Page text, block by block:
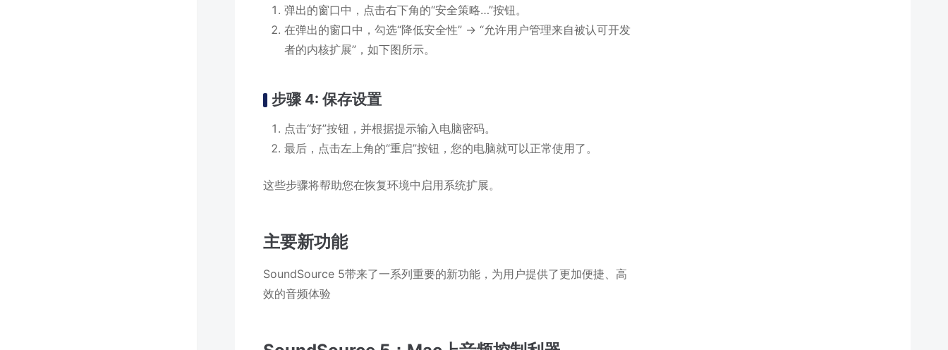
弹出的窗口中，点击右下角的“安全策略…”按钮。
在弹出的窗口中，勾选“降低安全性” -> “允许用户管理来自被认可开发
者的内核扩展”，如下图所示。
步骤 4: 保存设置
点击“好”按钮，并根据提示输入电脑密码。
最后，点击左上角的“重启”按钮，您的电脑就可以正常使用了。
这些步骤将帮助您在恢复环境中启用系统扩展。
主要新功能
SoundSource 5带来了一系列重要的新功能，为用户提供了更加便捷、高
效的音频体验